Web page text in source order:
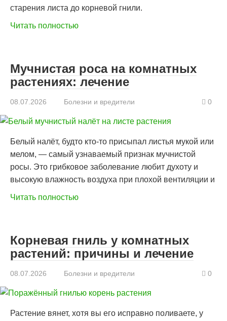
старения листа до корневой гнили.
Читать полностью
Мучнистая роса на комнатных
растениях: лечение
08.07.2026 Болезни и вредители 0
Белый налёт, будто кто-то присыпал листья мукой или
мелом, — самый узнаваемый признак мучнистой
росы. Это грибковое заболевание любит духоту и
высокую влажность воздуха при плохой вентиляции и
Читать полностью
Корневая гниль у комнатных
растений: причины и лечение
08.07.2026 Болезни и вредители 0
Растение вянет, хотя вы его исправно поливаете, у